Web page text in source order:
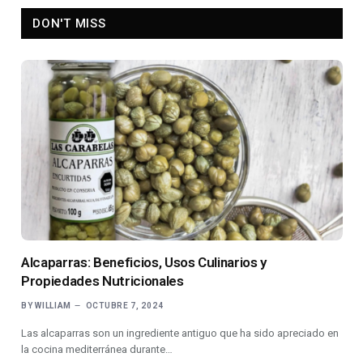
DON'T MISS
Alcaparras: Beneficios, Usos Culinarios y
Propiedades Nutricionales
BY WILLIAM OCTUBRE 7, 2024
Las alcaparras son un ingrediente antiguo que ha sido apreciado en
la cocina mediterránea durante…